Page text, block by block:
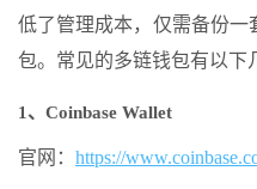
低了管理成本，仅需备份一
包。常见的多链钱包有以下
1、Coinbase Wallet
官网： https://